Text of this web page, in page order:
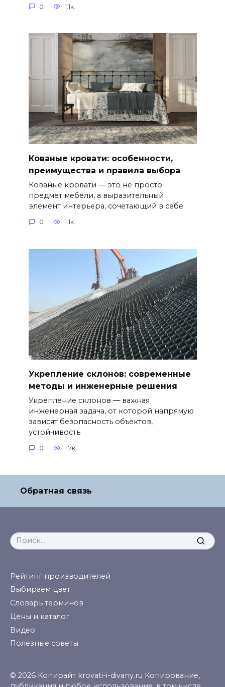
0 1.1к.
Кованые кровати: особенности,
преимущества и правила выбора
Кованые кровати — это не просто
предмет мебели, а выразительный
элемент интерьера, сочетающий в себе
0 1.1к.
Укрепление склонов: современные
методы и инженерные решения
Укрепление склонов — важная
инженерная задача, от которой напрямую
зависят безопасность объектов,
устойчивость
0 1.7к.
Обратная связь
Search
for:
Рейтинг производителей
Выбираем цвет
Словарь терминов
Цены и каталог
Видео
Полезные советы
© 2026 Копирайт krovati-i-divany.ru Копирование,